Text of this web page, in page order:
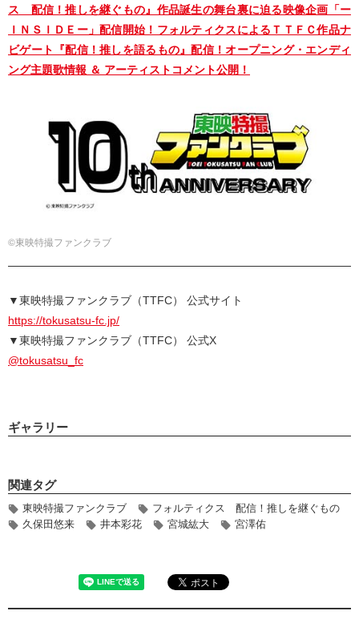
ス 配信！推しを継ぐもの』作品誕生の舞台裏に迫る映像企画「ー
ＩＮＳＩＤＥー」配信開始！フォルティクスによるＴＴＦＣ作品ナ
ビゲート『配信！推しを語るもの』配信！オープニング・エンディ
ング主題歌情報 ＆ アーティストコメント公開！
©東映特撮ファンクラブ
▼東映特撮ファンクラブ（TTFC） 公式サイト
https://tokusatsu-fc.jp/
▼東映特撮ファンクラブ（TTFC） 公式X
@tokusatsu_fc
ギャラリー
関連タグ
東映特撮ファンクラブ
フォルティクス 配信！推しを継ぐもの
久保田悠来
井本彩花 宮城紘大 宮澤佑